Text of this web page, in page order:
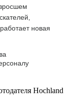
новая
Hochland